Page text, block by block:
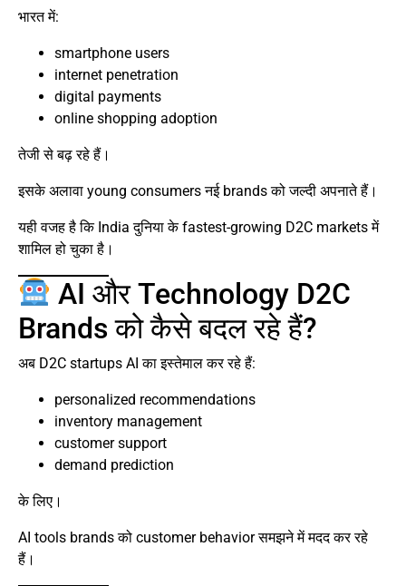
भारत में:
smartphone users
internet penetration
digital payments
online shopping adoption
तेजी से बढ़ रहे हैं।
इसके अलावा young consumers नई brands को जल्दी अपनाते हैं।
यही वजह है कि India दुनिया के fastest-growing D2C markets में
शामिल हो चुका है।
AI और Technology D2C
Brands को कैसे बदल रहे हैं?
अब D2C startups AI का इस्तेमाल कर रहे हैं:
personalized recommendations
inventory management
customer support
demand prediction
के लिए।
AI tools brands को customer behavior समझने में मदद कर रहे
हैं।